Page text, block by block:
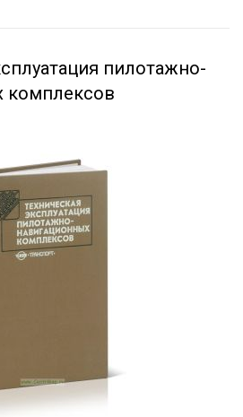
и скидки
пилотажно-
комплексов